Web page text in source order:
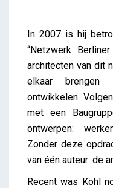
In 2007 is hij
“Netzwerk
architecten van dit
elkaar
ontwikkelen.
met een
ontwerpen:
Zonder deze
van één auteur: de
Recent was Köhl